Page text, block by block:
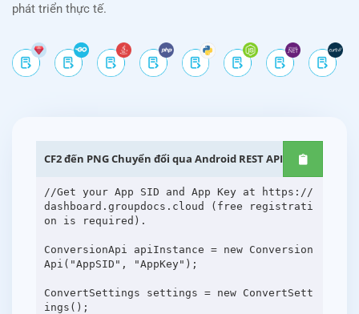
phát triển thực tế.
CF2 đến PNG Chuyển đổi qua Android REST API
//Get your App SID and App Key at https://
dashboard.groupdocs.cloud (free registrati
on is required).
ConversionApi apiInstance = new Conversion
Api("AppSID", "AppKey");
ConvertSettings settings = new ConvertSett
ings();